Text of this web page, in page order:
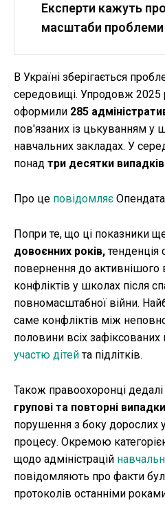
Експерти кажуть
масштаби проблеми
В Україні зберігається
середовищі. Упродовж 2025
оформили 285
пов'язаних із цькуванням у
навчальних закладах. У
понад три десятки
Про це повідомляє
Попри те, що ці показники
довоєнних років,тенденція
повернення до активнішого
конфліктів у школах після
повномасштабної війни.
саме конфліктів між
половини всіх зафіксованих
участю дітейта підлітків.
Також правоохоронці
групові та повторні
порушення з боку дорослих
процесу. Окремою
щодо адміністрацій
повідомляють про факти
протоколів останніми